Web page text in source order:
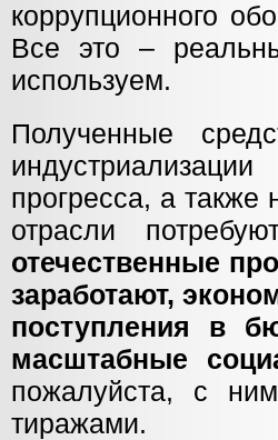
коррупционного
Все это –
используем.
Полученные
прогресса, а
отрасли
отечественные
заработают,
поступления в
масштабные
пожалуйста, с
тиражами.